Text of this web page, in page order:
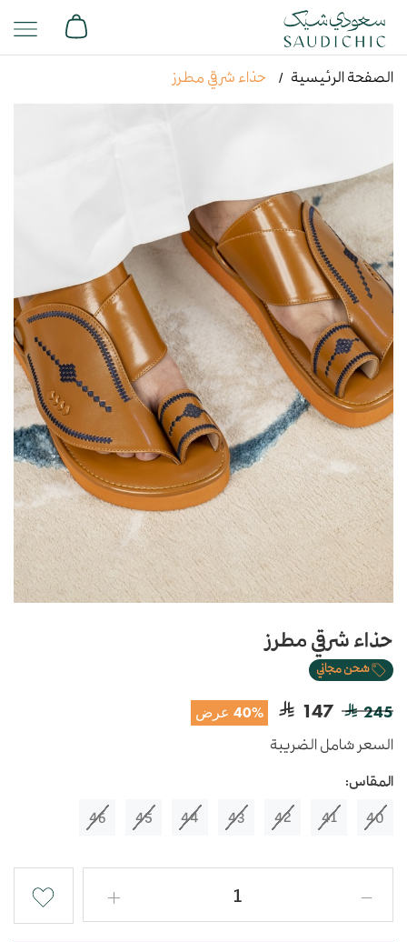
الصفحة الرئيسية حذاء شرقي مطرز
حذاء شرقي مطرز
شحن مجاني
245
147 40% عرض
السعر شامل الضريبة
المقاس:
40
41
42
43
44
45
46